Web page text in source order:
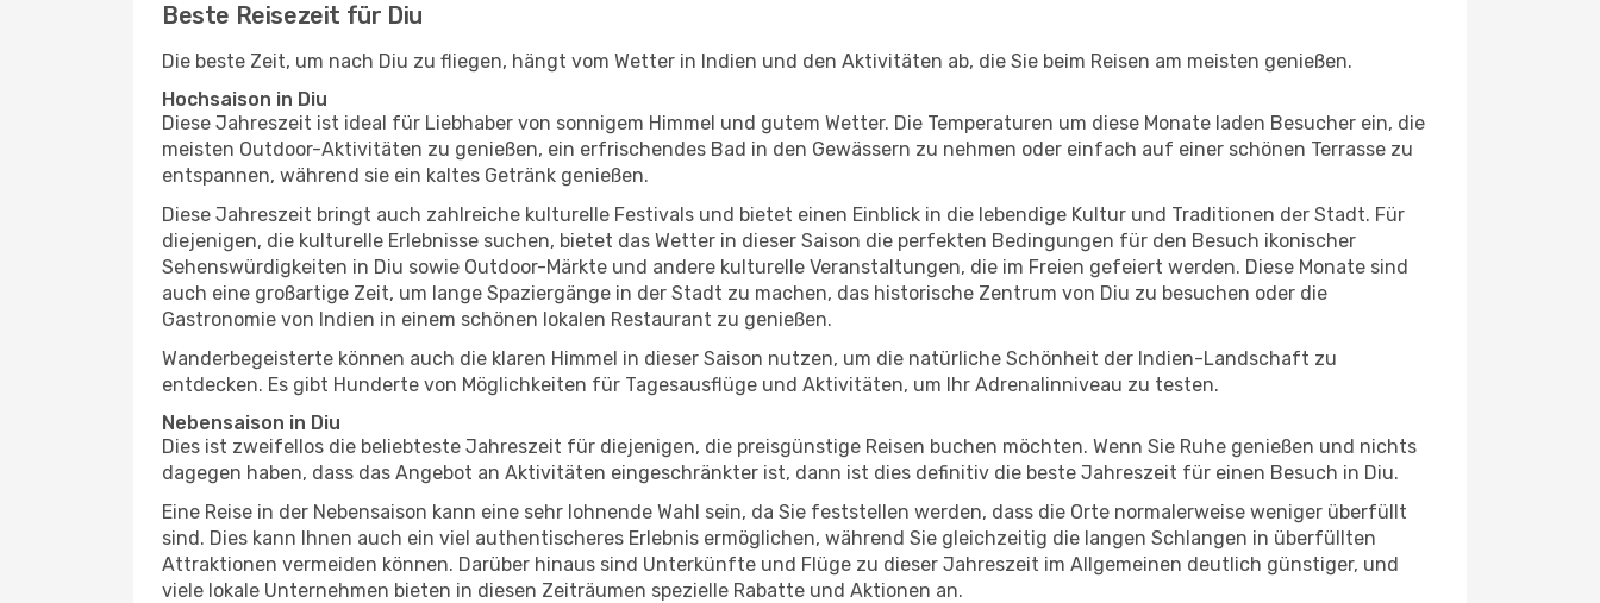
Beste Reisezeit für Diu
Die beste Zeit, um nach Diu zu fliegen, hängt vom Wetter in Indien und den Aktivitäten ab, die Sie beim Reisen am meisten genießen.
Hochsaison in Diu
Diese Jahreszeit ist ideal für Liebhaber von sonnigem Himmel und gutem Wetter. Die Temperaturen um diese Monate laden Besucher ein, die
meisten Outdoor-Aktivitäten zu genießen, ein erfrischendes Bad in den Gewässern zu nehmen oder einfach auf einer schönen Terrasse zu
entspannen, während sie ein kaltes Getränk genießen.
Diese Jahreszeit bringt auch zahlreiche kulturelle Festivals und bietet einen Einblick in die lebendige Kultur und Traditionen der Stadt. Für
diejenigen, die kulturelle Erlebnisse suchen, bietet das Wetter in dieser Saison die perfekten Bedingungen für den Besuch ikonischer
Sehenswürdigkeiten in Diu sowie Outdoor-Märkte und andere kulturelle Veranstaltungen, die im Freien gefeiert werden. Diese Monate sind
auch eine großartige Zeit, um lange Spaziergänge in der Stadt zu machen, das historische Zentrum von Diu zu besuchen oder die
Gastronomie von Indien in einem schönen lokalen Restaurant zu genießen.
Wanderbegeisterte können auch die klaren Himmel in dieser Saison nutzen, um die natürliche Schönheit der Indien-Landschaft zu
entdecken. Es gibt Hunderte von Möglichkeiten für Tagesausflüge und Aktivitäten, um Ihr Adrenalinniveau zu testen.
Nebensaison in Diu
Dies ist zweifellos die beliebteste Jahreszeit für diejenigen, die preisgünstige Reisen buchen möchten. Wenn Sie Ruhe genießen und nichts
dagegen haben, dass das Angebot an Aktivitäten eingeschränkter ist, dann ist dies definitiv die beste Jahreszeit für einen Besuch in Diu.
Eine Reise in der Nebensaison kann eine sehr lohnende Wahl sein, da Sie feststellen werden, dass die Orte normalerweise weniger überfüllt
sind. Dies kann Ihnen auch ein viel authentischeres Erlebnis ermöglichen, während Sie gleichzeitig die langen Schlangen in überfüllten
Attraktionen vermeiden können. Darüber hinaus sind Unterkünfte und Flüge zu dieser Jahreszeit im Allgemeinen deutlich günstiger, und
viele lokale Unternehmen bieten in diesen Zeiträumen spezielle Rabatte und Aktionen an.